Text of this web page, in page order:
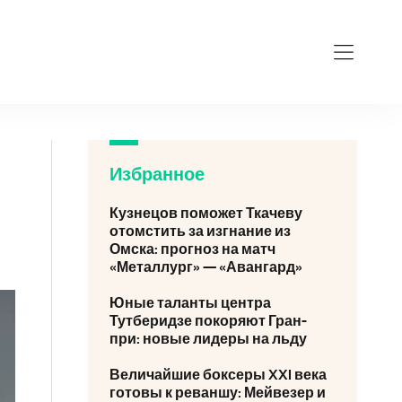
Избранное
Кузнецов поможет Ткачеву
отомстить за изгнание из
Омска: прогноз на матч
«Металлург» — «Авангард»
Юные таланты центра
Тутберидзе покоряют Гран-
при: новые лидеры на льду
Величайшие боксеры XXI века
готовы к реваншу: Мейвезер и